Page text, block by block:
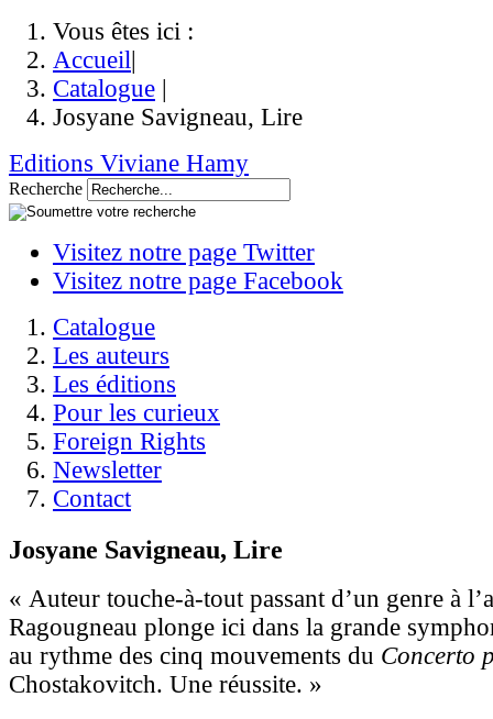
Vous êtes ici :
Accueil|
Catalogue |
Josyane Savigneau, Lire
Editions Viviane Hamy
Recherche
Visitez notre page Twitter
Visitez notre page Facebook
Catalogue
Les auteurs
Les éditions
Pour les curieux
Foreign Rights
Newsletter
Contact
Josyane Savigneau, Lire
« Auteur touche-à-tout passant d’un genre à
Ragougneau plonge ici dans la grande
au rythme des cinq mouvements du Concerto
Chostakovitch. Une réussite. »